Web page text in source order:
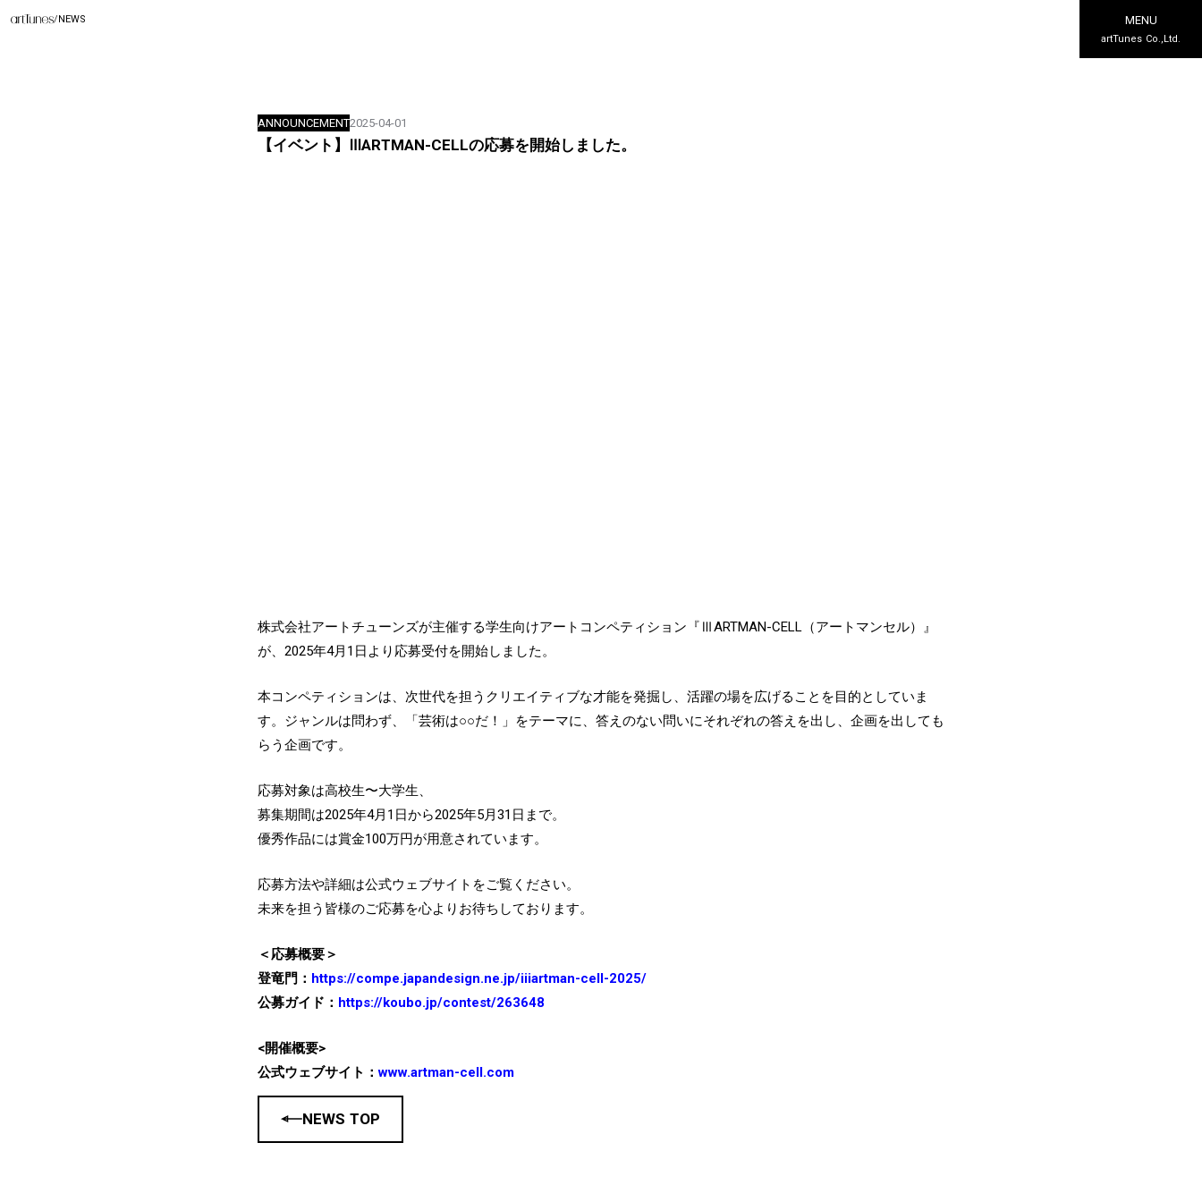
MENU
artTunes Co.,Ltd.
/NEWS
ANNOUNCEMENT2025-04-01
【イベント】ⅢARTMAN-CELLの応募を開始しました。
株式会社アートチューンズが主催する学生向けアートコンペティション『ⅢARTMAN-CELL（アートマンセル）』
が、2025年4月1日より応募受付を開始しました。
本コンペティションは、次世代を担うクリエイティブな才能を発掘し、活躍の場を広げることを目的としていま
す。ジャンルは問わず、「芸術は○○だ！」をテーマに、答えのない問いにそれぞれの答えを出し、企画を出しても
らう企画です。
応募対象は高校生〜大学生、
募集期間は2025年4月1日から2025年5月31日まで。
優秀作品には賞金100万円が用意されています。
応募方法や詳細は公式ウェブサイトをご覧ください。
未来を担う皆様のご応募を心よりお待ちしております。
＜応募概要＞
登竜門： https://compe.japandesign.ne.jp/iiiartman-cell-2025/
公募ガイド： https://koubo.jp/contest/263648
<開催概要>
公式ウェブサイト：www.artman-cell.com
NEWS TOP